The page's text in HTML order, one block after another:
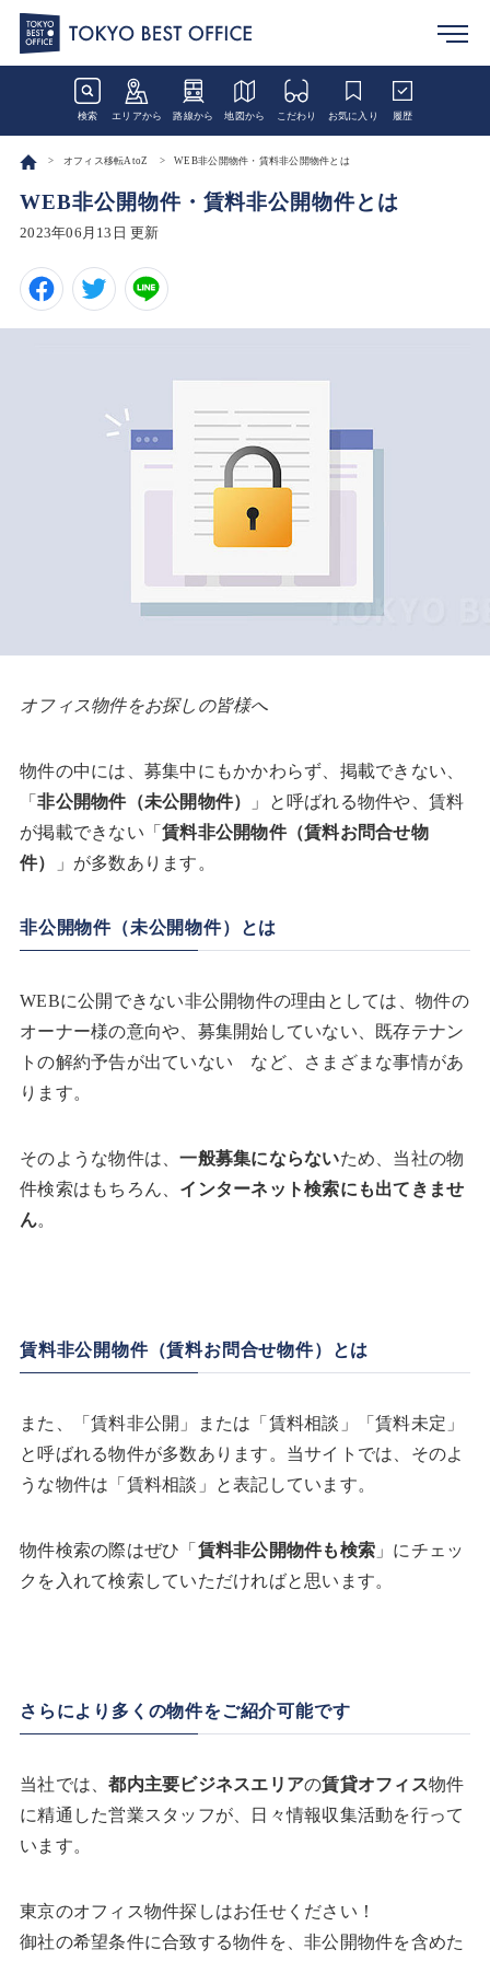
検索 エリアから 路線から 地図から こだわり お気に入り 履歴
オフィス移転AtoZ WEB非公開物件・賃料非公開物件とは
WEB非公開物件・賃料非公開物件とは
2023年06月13日 更新
オフィス物件をお探しの皆様へ
物件の中には、募集中にもかかわらず、掲載できない、
「非公開物件（未公開物件）
」と呼ばれる物件や、賃料
が掲載できない「賃料非公開物件（賃料お問合せ物
件）
」が多数あります。
非公開物件（未公開物件）とは
WEBに公開できない非公開物件の理由としては、物件の
オーナー様の意向や、募集開始していない、既存テナン
トの解約予告が出ていない など、さまざまな事情があ
ります。
そのような物件は、一般募集にならないため、当社の物
件検索はもちろん、 インターネット検索にも出てきませ
ん。
賃料非公開物件（賃料お問合せ物件）とは
また、「賃料非公開」または「賃料相談」「賃料未定」
と呼ばれる物件が多数あります。当サイトでは、そのよ
うな物件は「賃料相談」と表記しています。
物件検索の際はぜひ「 賃料非公開物件も検索 」にチェッ
クを入れて検索していただければと思います。
さらにより多くの物件をご紹介可能です
当社では、都内主要ビジネスエリアの賃貸オフィス物件
に精通した営業スタッフが、日々情報収集活動を行って
います。
東京のオフィス物件探しはお任せください！
御社の希望条件に合致する物件を、非公開物件を含めた